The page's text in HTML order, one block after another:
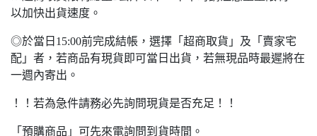
以加快出貨速度。
◎於當日15:00前完成結帳，選擇「超商取貨」及「賣家宅
配」者，若商品有現貨即可當日出貨，若無現品時最遲將在
一週內寄出。
！！若為急件請務必先詢問現貨是否充足！！
「預購商品」可先來電詢問到貨時間。